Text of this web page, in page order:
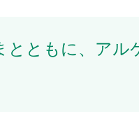
とともに、アル